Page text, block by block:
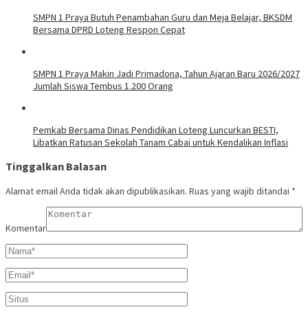
SMPN 1 Praya Butuh Penambahan Guru dan Meja Belajar, BKSDM
Bersama DPRD Loteng Respon Cepat
SMPN 1 Praya Makin Jadi Primadona, Tahun Ajaran Baru 2026/2027
Jumlah Siswa Tembus 1.200 Orang
Pemkab Bersama Dinas Pendidikan Loteng Luncurkan BESTI,
Libatkan Ratusan Sekolah Tanam Cabai untuk Kendalikan Inflasi
Tinggalkan Balasan
Alamat email Anda tidak akan dipublikasikan. Ruas yang wajib ditandai *
Komentar